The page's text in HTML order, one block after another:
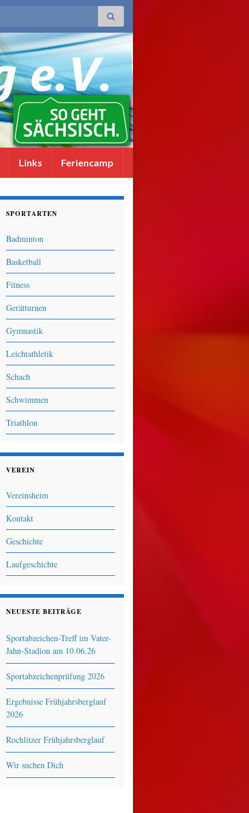
Links Feriencamp
SPORTARTEN
Badminton
Basketball
Fitness
Gerätturnen
Gymnastik
Leichtathletik
Schach
Schwimmen
Triathlon
VEREIN
Vereinsheim
Kontakt
Geschichte
Laufgeschichte
NEUESTE BEITRÄGE
Sportabzeichen-Treff im Vater-
Jahn-Stadion am 10.06.26
Sportabzeichenprüfung 2026
Ergebnisse Frühjahrsberglauf
2026
Rochlitzer Frühjahrsberglauf
Wir suchen Dich